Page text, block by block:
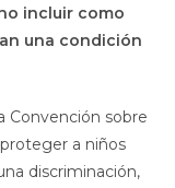
incluir como
una condición
Convención sobre
a niños
discriminación,